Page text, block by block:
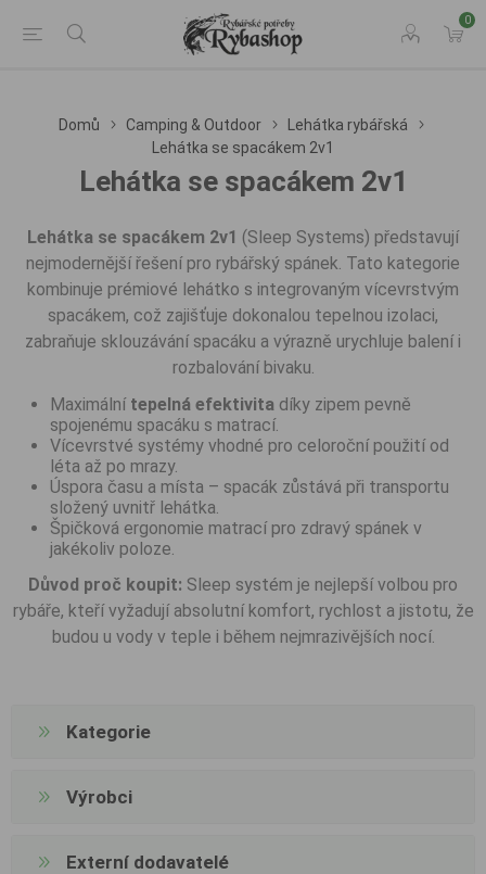
0
Domů Camping & Outdoor
Lehátka rybářská
Lehátka se spacákem 2v1
Lehátka se spacákem 2v1
Lehátka se spacákem 2v1 (Sleep Systems) představují
nejmodernější řešení pro rybářský spánek. Tato kategorie
kombinuje prémiové lehátko s integrovaným vícevrstvým
spacákem, což zajišťuje dokonalou tepelnou izolaci,
zabraňuje sklouzávání spacáku a výrazně urychluje balení i
rozbalování bivaku.
Maximální tepelná efektivita díky zipem pevně
spojenému spacáku s matrací.
Vícevrstvé systémy vhodné pro celoroční použití od
léta až po mrazy.
Úspora času a místa – spacák zůstává při transportu
složený uvnitř lehátka.
Špičková ergonomie matrací pro zdravý spánek v
jakékoliv poloze.
Důvod proč koupit: Sleep systém je nejlepší volbou pro
rybáře, kteří vyžadují absolutní komfort, rychlost a jistotu, že
budou u vody v teple i během nejmrazivějších nocí.
Kategorie
Výrobci
Externí dodavatelé